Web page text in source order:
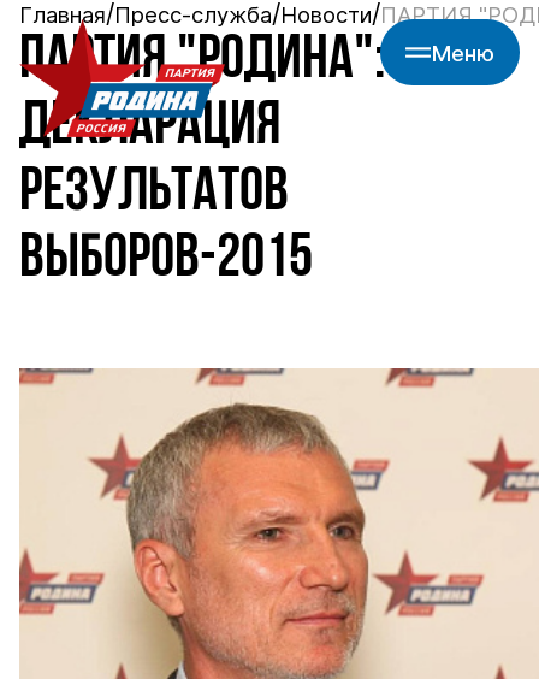
Меню
Главная Пресс-служба Новости ПАРТИЯ
ПАРТИЯ "РОДИНА":
ДЕКЛАРАЦИЯ
РЕЗУЛЬТАТОВ
ВЫБОРОВ-2015